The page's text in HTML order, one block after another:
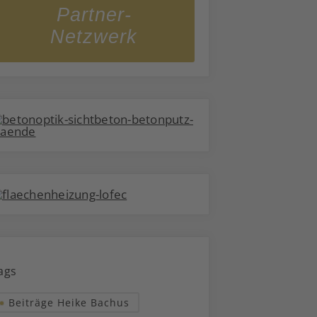
Partner-
Netzwerk
Beiträge Heike Bachus